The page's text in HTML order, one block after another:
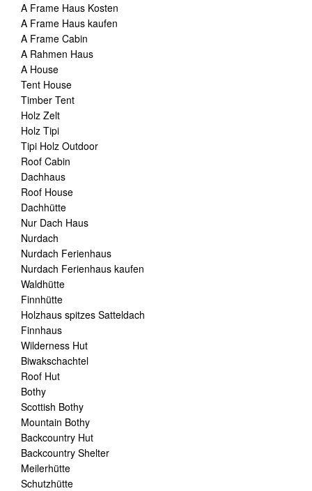
A Frame Haus Kosten
A Frame Haus kaufen
A Frame Cabin
A Rahmen Haus
A House
Tent House
Timber Tent
Holz Zelt
Holz Tipi
Tipi Holz Outdoor
Roof Cabin
Dachhaus
Roof House
Dachhütte
Nur Dach Haus
Nurdach
Nurdach Ferienhaus
Nurdach Ferienhaus kaufen
Waldhütte
Finnhütte
Holzhaus spitzes Satteldach
Finnhaus
Wilderness Hut
Biwakschachtel
Roof Hut
Bothy
Scottish Bothy
Mountain Bothy
Backcountry Hut
Backcountry Shelter
Meilerhütte
Schutzhütte